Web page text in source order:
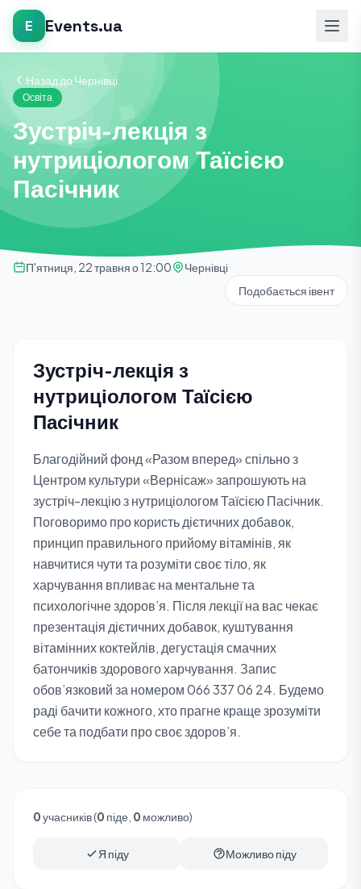
E Events.ua
Назад до Чернівці
Освіта
Зустріч-лекція з
нутриціологом Таїсією
Пасічник
П'ятниця, 22 травня о 12:00
Чернівці
Подобається івент
Зустріч-лекція з
нутриціологом Таїсією
Пасічник
Благодійний фонд «Разом вперед» спільно з
Центром культури «Вернісаж» запрошують на
зустріч-лекцію з нутриціологом Таїсією Пасічник.
Поговоримо про користь дієтичних добавок,
принцип правильного прийому вітамінів, як
навчитися чути та розуміти своє тіло, як
харчування впливає на ментальне та
психологічне здоров’я. Після лекції на вас чекає
презентація дієтичних добавок, куштування
вітамінних коктейлів, дегустація смачних
батончиків здорового харчування. Запис
обов’язковий за номером 066 337 06 24. Будемо
раді бачити кожного, хто прагне краще зрозуміти
себе та подбати про своє здоров’я.
0учасників (0 піде, 0 можливо)
Я піду Можливо піду